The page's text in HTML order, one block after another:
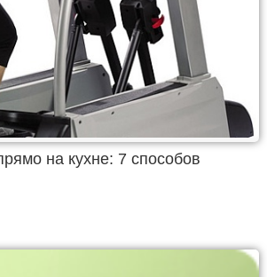
на кухне: 7 способов